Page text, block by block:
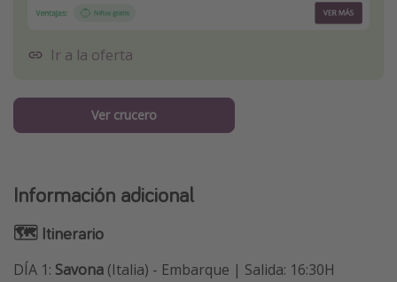
Ir a la oferta
Ver crucero
Información adicional
🗺 Itinerario
DÍA 1: Savona (Italia) - Embarque | Salida: 16:30H